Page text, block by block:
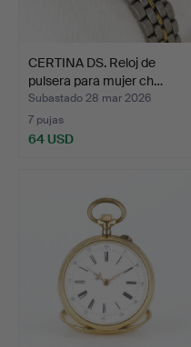
CERTINA DS. Reloj de
pulsera para mujer ch…
Subastado 28 mar 2026
7 pujas
64 USD